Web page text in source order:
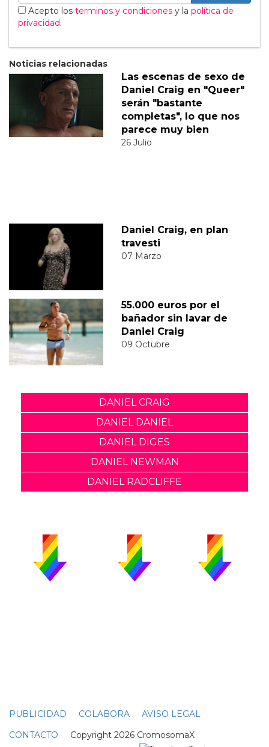
Acepto los terminos y condiciones y la política de
privacidad.
Noticias relacionadas
Las escenas de sexo de
Daniel Craig en "Queer"
serán "bastante
completas", lo que nos
parece muy bien
26 Julio
Daniel Craig, en plan
travesti
07 Marzo
55.000 euros por el
bañador sin lavar de
Daniel Craig
09 Octubre
DANIEL CRAIG
DANIEL DANIEL
DANIEL DIGES
DANIEL NEWMAN
DANIEL RADCLIFFE
PUBLICIDAD COLABORA
AVISO LEGAL
CONTACTO Copyright 2026 CromosomaX